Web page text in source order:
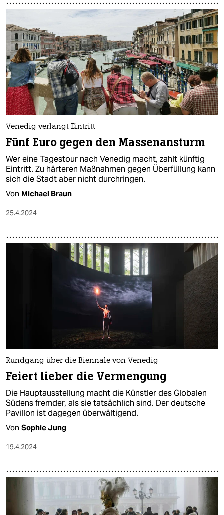
Venedig verlangt Eintritt
Fünf Euro gegen den Massenansturm
Wer eine Tagestour nach Venedig macht, zahlt künftig
Eintritt. Zu härteren Maßnahmen gegen Überfüllung kann
sich die Stadt aber nicht durchringen.
Von Michael Braun
25.4.2024
Rundgang über die Biennale von Venedig
Feiert lieber die Vermengung
Die Hauptausstellung macht die Künst­le­r des Globalen
Südens fremder, als sie tatsächlich sind. Der deutsche
Pavillon ist dagegen überwältigend.
Von Sophie Jung
19.4.2024